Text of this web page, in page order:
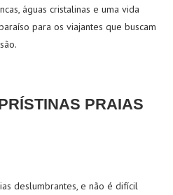
águas cristalinas e uma vida
para os viajantes que buscam
PRAIAS
deslumbrantes, e não é difícil